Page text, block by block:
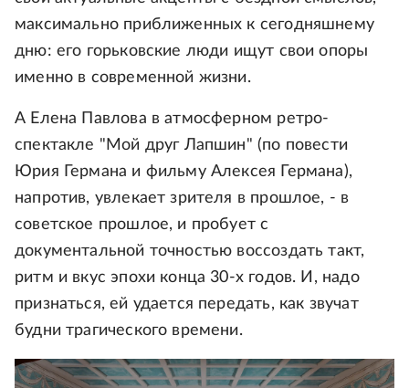
максимально приближенных к сегодняшнему
дню: его горьковские люди ищут свои опоры
именно в современной жизни.
А Елена Павлова в атмосферном ретро-
спектакле "Мой друг Лапшин" (по повести
Юрия Германа и фильму Алексея Германа),
напротив, увлекает зрителя в прошлое, - в
советское прошлое, и пробует с
документальной точностью воссоздать такт,
ритм и вкус эпохи конца 30-х годов. И, надо
признаться, ей удается передать, как звучат
будни трагического времени.